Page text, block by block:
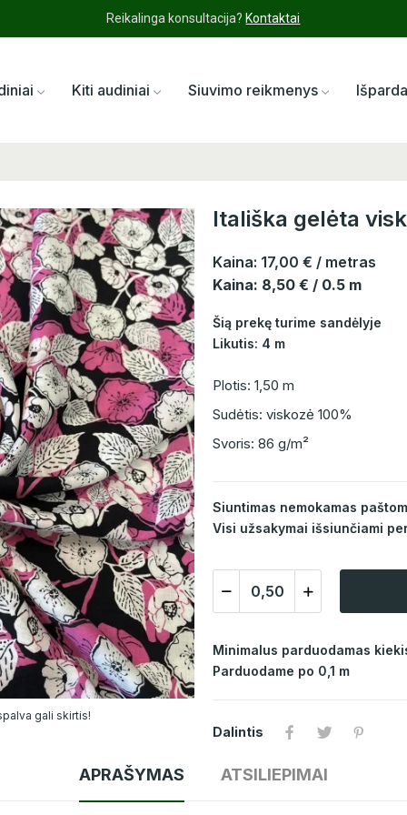
Reikalinga konsultacija? Kontaktai
Kiti audiniai Siuvimo reikmenys
gali skirtis!
Itališka gelėta
Kaina: 17,00 € / metras
Kaina: 8,50 € / 0.5 m
Šią prekę turime sandėlyje
Likutis: 4 m
Plotis: 1,50 m
Sudėtis: viskozė 100%
Svoris: 86 g/m²
Siuntimas nemokamas
Visi užsakymai išsiunčiami
Minimalus parduodamas
Parduodame po 0,1 m
Dalintis
APRAŠYMAS ATSILIEPIMAI